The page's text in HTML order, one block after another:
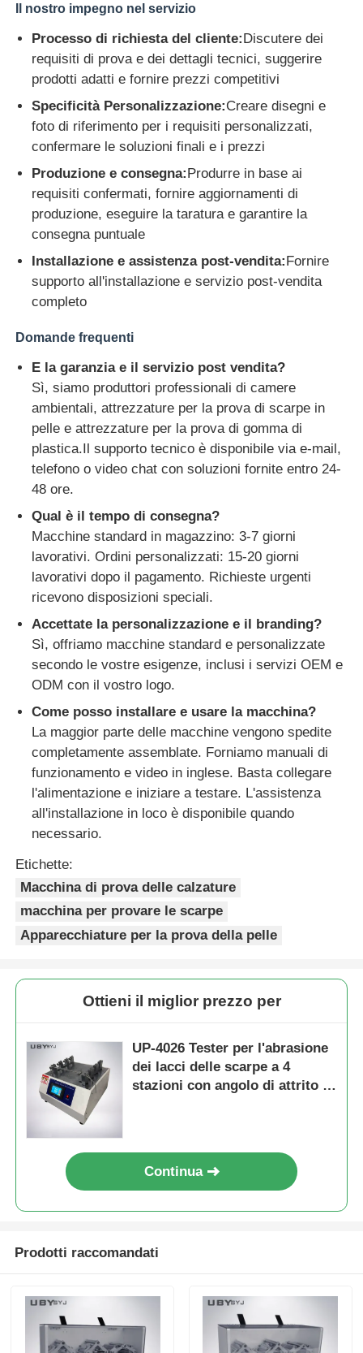
Il nostro impegno nel servizio
Processo di richiesta del cliente:Discutere dei
requisiti di prova e dei dettagli tecnici, suggerire
prodotti adatti e fornire prezzi competitivi
Specificità Personalizzazione:Creare disegni e
foto di riferimento per i requisiti personalizzati,
confermare le soluzioni finali e i prezzi
Produzione e consegna:Produrre in base ai
requisiti confermati, fornire aggiornamenti di
produzione, eseguire la taratura e garantire la
consegna puntuale
Installazione e assistenza post-vendita:Fornire
supporto all'installazione e servizio post-vendita
completo
Domande frequenti
E la garanzia e il servizio post vendita?
Sì, siamo produttori professionali di camere
ambientali, attrezzature per la prova di scarpe in
pelle e attrezzature per la prova di gomma di
plastica.Il supporto tecnico è disponibile via e-mail,
telefono o video chat con soluzioni fornite entro 24-
48 ore.
Qual è il tempo di consegna?
Macchine standard in magazzino: 3-7 giorni
lavorativi. Ordini personalizzati: 15-20 giorni
lavorativi dopo il pagamento. Richieste urgenti
ricevono disposizioni speciali.
Accettate la personalizzazione e il branding?
Sì, offriamo macchine standard e personalizzate
secondo le vostre esigenze, inclusi i servizi OEM e
ODM con il vostro logo.
Come posso installare e usare la macchina?
La maggior parte delle macchine vengono spedite
completamente assemblate. Forniamo manuali di
funzionamento e video in inglese. Basta collegare
l'alimentazione e iniziare a testare. L'assistenza
all'installazione in loco è disponibile quando
necessario.
Etichette:
Macchina di prova delle calzature
macchina per provare le scarpe
Apparecchiature per la prova della pelle
Ottieni il miglior prezzo per
UP-4026 Tester per l'abrasione
dei lacci delle scarpe a 4
stazioni con angolo di attrito di
Continua
Prodotti raccomandati